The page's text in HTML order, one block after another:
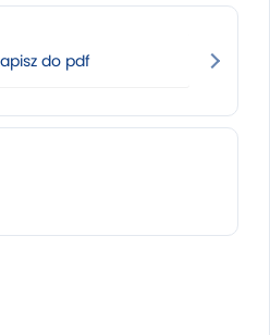
do pdf